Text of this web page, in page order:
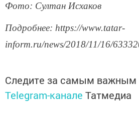
Фото: Султан Исхаков
Подробнее: https://www.tatar-
inform.ru/news/2018/11/16/
Следите за самым важным
Telegram-канале Татмедиа